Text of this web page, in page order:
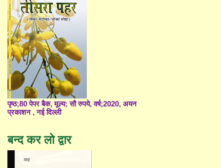
पृष्ठ;80 पेपर बैक, मूल्य; सौ रुपये, वर्ष;2020, अयन
प्रकाशन , नई दिल्ली
बन्द कर लो द्वार